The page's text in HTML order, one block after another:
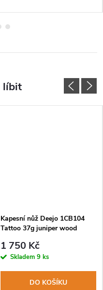
Kapesní nůž Deejo 1CB104
Tattoo 37g juniper wood
1 750 Kč
Skladem 9 ks
DO KOŠÍKU